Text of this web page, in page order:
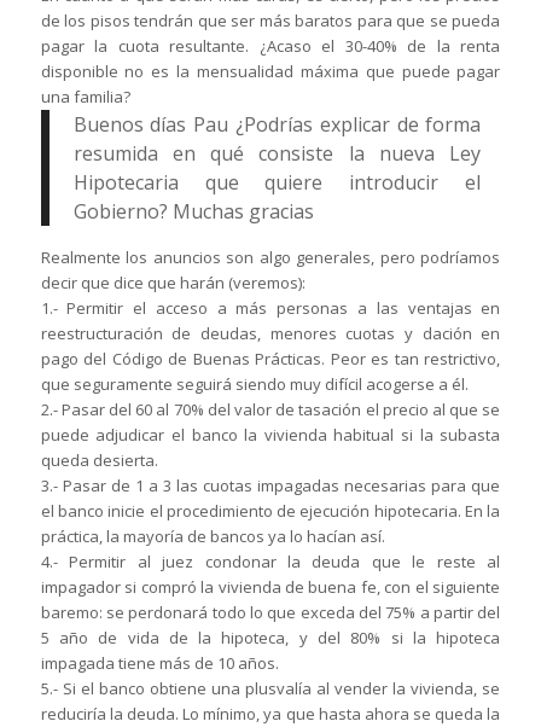
de los pisos tendrán que ser más baratos para que se pueda
pagar la cuota resultante. ¿Acaso el 30-40% de la renta
disponible no es la mensualidad máxima que puede pagar
una familia?
Buenos días Pau ¿Podrías explicar de forma
resumida en qué consiste la nueva Ley
Hipotecaria que quiere introducir el
Gobierno? Muchas gracias
Realmente los anuncios son algo generales, pero podríamos
decir que dice que harán (veremos):
1.- Permitir el acceso a más personas a las ventajas en
reestructuración de deudas, menores cuotas y dación en
pago del Código de Buenas Prácticas. Peor es tan restrictivo,
que seguramente seguirá siendo muy difícil acogerse a él.
2.- Pasar del 60 al 70% del valor de tasación el precio al que se
puede adjudicar el banco la vivienda habitual si la subasta
queda desierta.
3.- Pasar de 1 a 3 las cuotas impagadas necesarias para que
el banco inicie el procedimiento de ejecución hipotecaria. En la
práctica, la mayoría de bancos ya lo hacían así.
4.- Permitir al juez condonar la deuda que le reste al
impagador si compró la vivienda de buena fe, con el siguiente
baremo: se perdonará todo lo que exceda del 75% a partir del
5 año de vida de la hipoteca, y del 80% si la hipoteca
impagada tiene más de 10 años.
5.- Si el banco obtiene una plusvalía al vender la vivienda, se
reduciría la deuda. Lo mínimo, ya que hasta ahora se queda la